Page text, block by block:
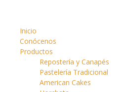
Inicio
Conócenos
Productos
Repostería y Canapés
Pastelería Tradicional
American Cakes